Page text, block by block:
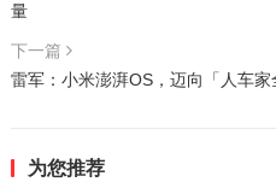
量
下一篇
雷军：小米澎湃OS，迈向「人车家
为您推荐